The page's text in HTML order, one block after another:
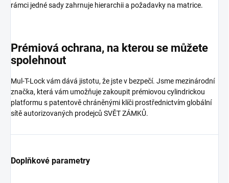
rámci jedné sady zahrnuje hierarchii a požadavky na matrice.
Prémiová ochrana, na kterou se můžete
spolehnout
Mul-T-Lock vám dává jistotu, že jste v bezpečí. Jsme mezinárodní
značka, která vám umožňuje zakoupit prémiovou cylindrickou
platformu s patentově chráněnými klíči prostřednictvím globální
sítě autorizovaných prodejců SVĚT ZÁMKŮ.
Doplňkové parametry